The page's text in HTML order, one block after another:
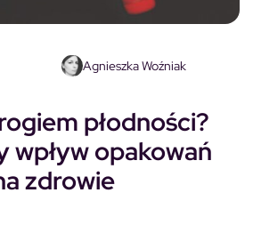
Agnieszka Woźniak
płodności?
wpływ opakowań
zdrowie